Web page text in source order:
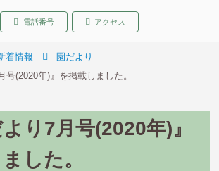
致遠保育園 青森県弘
電話番号 アクセス
着情報
園だより
号(2020年)』を掲載しました。
より7月号(2020年)』
した。